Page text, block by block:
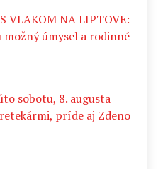
VLAKOM NA LIPTOVE:
úmysel a rodinné
sobotu, 8. augusta
príde aj Zdeno